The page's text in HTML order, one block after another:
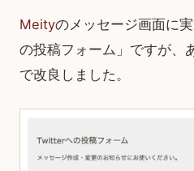
Meityのメッセージ画面に
の投稿フォーム」ですが、
で改良しました。